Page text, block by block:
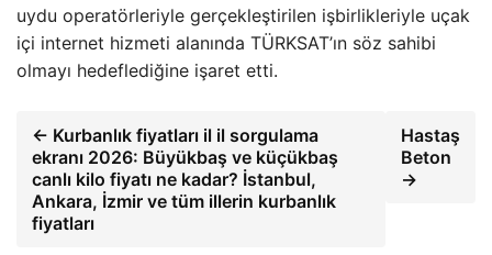
uydu operatörleriyle gerçekleştirilen işbirlikleriyle uçak
içi internet hizmeti alanında TÜRKSAT’ın söz sahibi
olmayı hedeflediğine işaret etti.
← Kurbanlık fiyatları il il sorgulama
ekranı 2026: Büyükbaş ve küçükbaş
canlı kilo fiyatı ne kadar? İstanbul,
Ankara, İzmir ve tüm illerin kurbanlık
fiyatları
Hastaş
Beton
→